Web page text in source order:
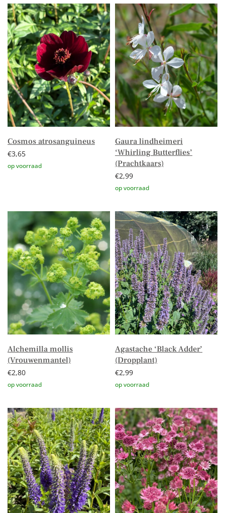
Cosmos atrosanguineus
€3,65
Gaura lindheimeri
‘Whirling Butterflies’
(Prachtkaars)
€2,99
Alchemilla mollis
(Vrouwenmantel)
€2,80
Agastache ‘Black Adder’
(Dropplant)
€2,99